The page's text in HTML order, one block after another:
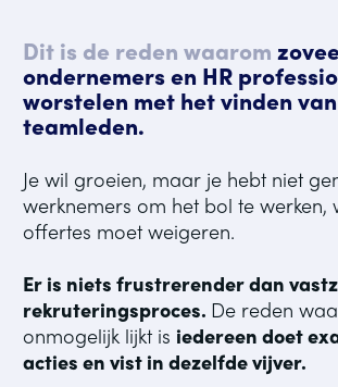
Dit is de reden waarom
ondernemers en HR
worstelen met het vinden
teamleden.
Je wil groeien, maar je hebt niet
werknemers om het bol te werken,
offertes moet weigeren.
Er is niets frustrerender dan
rekruteringsproces. De reden
onmogelijk lijkt is iedereen doet
acties en vist in dezelfde vijver.